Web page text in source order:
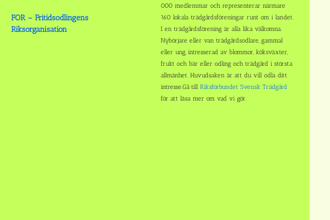
FOR – Fritidsodlingens
Riksorganisation
000 medlemmar och representerar närmare
160 lokala trädgårdsföreningar runt om i landet.
I en trädgårdsförening är alla lika välkomna.
Nybörjare eller van trädgårdsodlare, gammal
eller ung, intresserad av blommor, köksväxter,
frukt och bär eller odling och trädgård i största
allmänhet. Huvudsaken är att du vill odla ditt
intresse.Gå till Riksförbundet Svensk Trädgård
för att läsa mer om vad vi gör.